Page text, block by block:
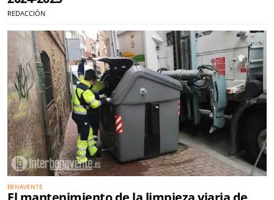
REDACCIÓN
BENAVENTE